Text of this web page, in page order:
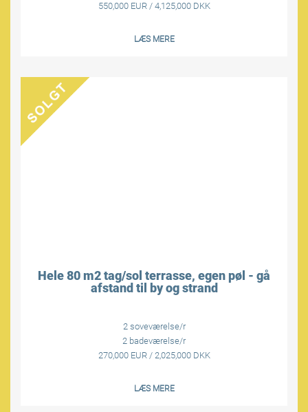
550,000 EUR / 4,125,000 DKK
LÆS MERE
Hele 80 m2 tag/sol terrasse, egen pøl - gå
afstand til by og strand
2 soveværelse/r
2 badeværelse/r
270,000 EUR / 2,025,000 DKK
LÆS MERE